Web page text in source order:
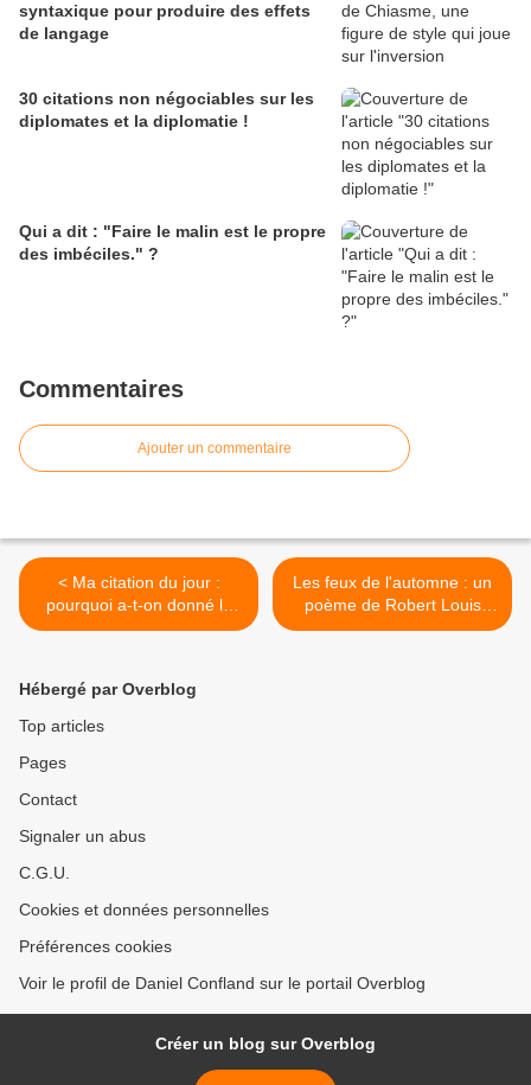
syntaxique pour produire des effets
de langage
30 citations non négociables sur les
diplomates et la diplomatie !
Qui a dit : "Faire le malin est le propre
des imbéciles." ?
Commentaires
Ajouter un commentaire
< Ma citation du jour :
pourquoi a-t-on donné la
couleur bleue à la carte
Les feux de l'automne : un
poème de Robert Louis
Stevenson, en anglais et en
Hébergé par Overblog
Top articles
Pages
Contact
Signaler un abus
C.G.U.
Cookies et données personnelles
Préférences cookies
Voir le profil de Daniel Confland sur le portail Overblog
Créer un blog sur Overblog